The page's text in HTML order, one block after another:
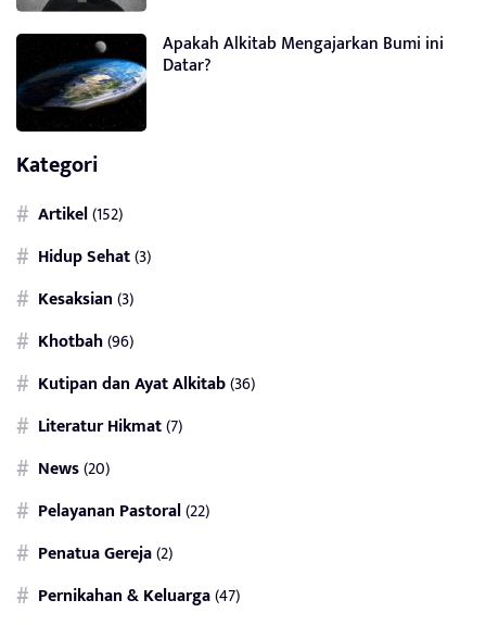
Apakah Alkitab Mengajarkan Bumi ini
Datar?
Kategori
Artikel(152)
Hidup Sehat(3)
Kesaksian(3)
Khotbah(96)
Kutipan dan Ayat Alkitab(36)
Literatur Hikmat(7)
News(20)
Pelayanan Pastoral(22)
Penatua Gereja(2)
Pernikahan & Keluarga(47)